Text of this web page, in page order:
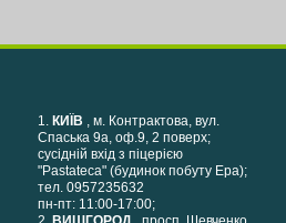
1. КИЇВ , м. Контрактова, вул.
Спаська 9а, оф.9, 2 поверх;
сусідній вхід з піцерією
"Pastateca" (будинок побуту Ера);
тел. 0957235632
пн-пт: 11:00-17:00;